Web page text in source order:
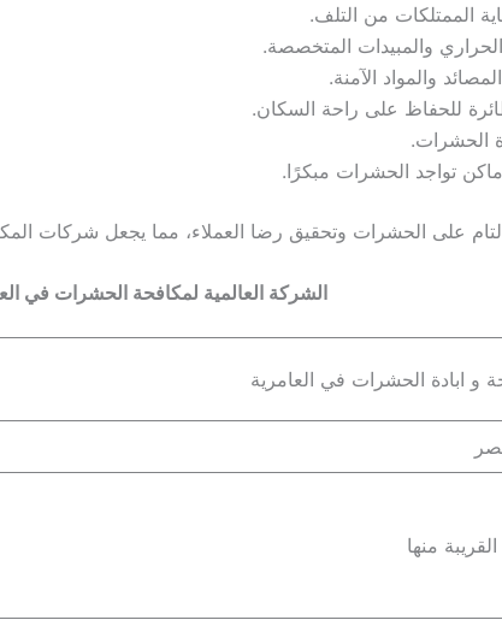
الممتلكات من التلف.
والمبيدات المتخصصة.
والمواد الآمنة.
للحفاظ على راحة السكان.
الحشرات.
تواجد الحشرات مبكرًا.
على الحشرات وتحقيق رضا العملاء، مما يجعل شركات
الشركة العالمية لمكافحة الحشرات في
و ابادة الحشرات في العامرية
منها